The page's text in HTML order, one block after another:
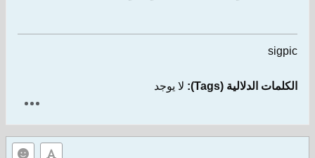
sigpic
الكلمات الدلالية (Tags): لا يوجد